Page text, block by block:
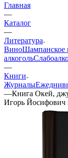
Главная
—
Каталог
—
Литература
ВиноШампанское
алкоголь
—
Книги
Журналы
—Книга Окей,
Игорь Йосифович